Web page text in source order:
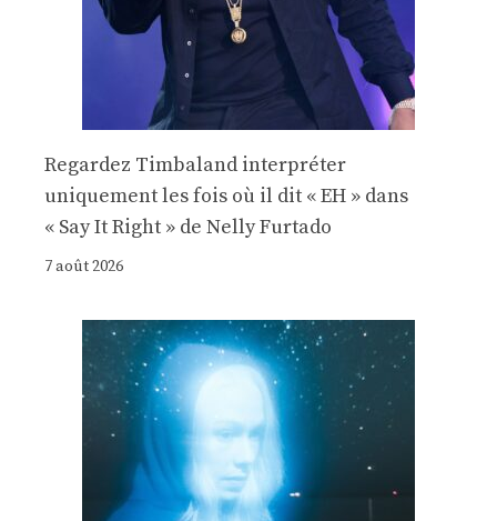
Regardez Timbaland interpréter
uniquement les fois où il dit « EH » dans
« Say It Right » de Nelly Furtado
7 août 2026